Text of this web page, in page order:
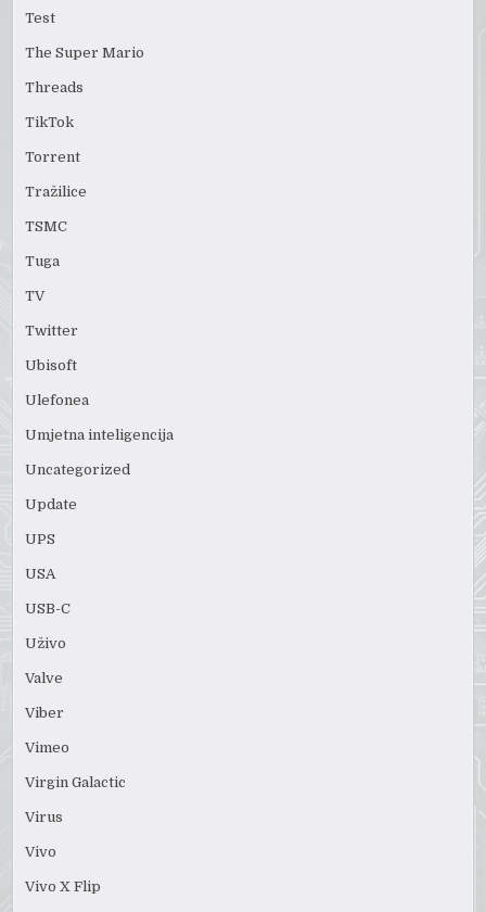
Test
The Super Mario
Threads
TikTok
Torrent
Tražilice
TSMC
Tuga
TV
Twitter
Ubisoft
Ulefonea
Umjetna inteligencija
Uncategorized
Update
UPS
USA
USB-C
Uživo
Valve
Viber
Vimeo
Virgin Galactic
Virus
Vivo
Vivo X Flip